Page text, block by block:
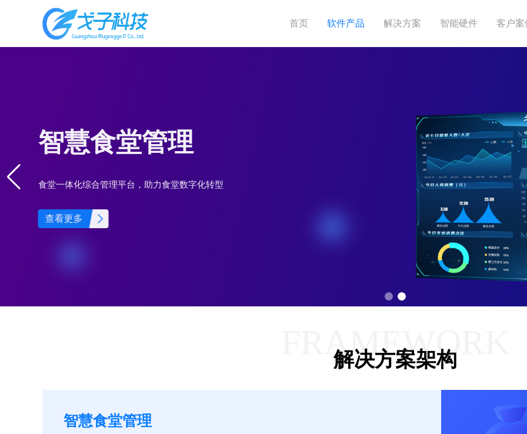
首页 软件产品 解决方案 智能硬件 客户案
智慧食堂管理
食堂一体化综合管理平台，助力食堂数字化转型
查看更多
FRAMEWORK
解决方案架构
智慧食堂管理